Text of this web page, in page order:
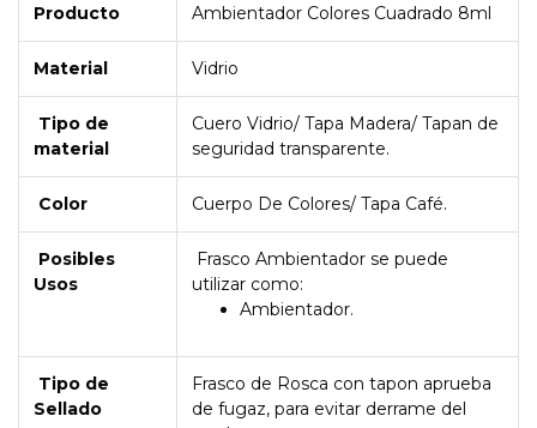
Producto
Ambientador Colores Cuadrado 8ml
Material Vidrio
Tipo de
material
Cuero Vidrio/ Tapa Madera/ Tapan de
seguridad transparente.
Color Cuerpo De Colores/ Tapa Café.
Posibles
Usos
Frasco Ambientador se puede
utilizar como:
Ambientador.
Tipo de
Sellado
Frasco de Rosca con tapon aprueba
de fugaz, para evitar derrame del